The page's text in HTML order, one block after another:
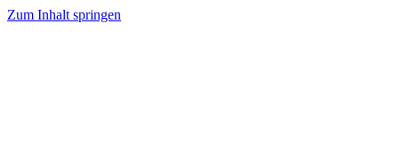
Zum Inhalt springen